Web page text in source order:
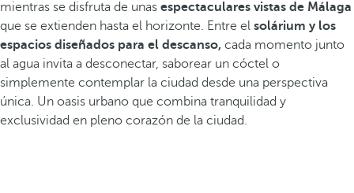
mientras se disfruta de unas espectaculares vistas de Málaga
que se extienden hasta el horizonte. Entre el solárium y los
espacios diseñados para el descanso, cada momento junto
al agua invita a desconectar, saborear un cóctel o
simplemente contemplar la ciudad desde una perspectiva
única. Un oasis urbano que combina tranquilidad y
exclusividad en pleno corazón de la ciudad.